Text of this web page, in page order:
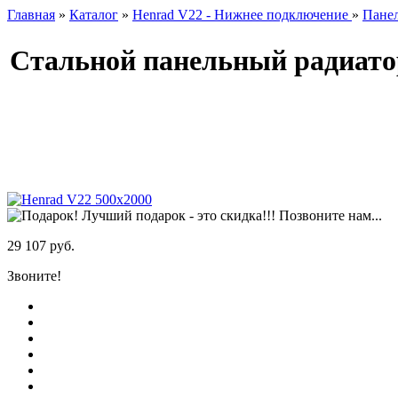
Главная » Каталог » Henrad V22 - Нижнее подключение »
Стальной панельный
Лучший подарок - это скидка!!! Позвоните нам...
29 107 руб.
Звоните!